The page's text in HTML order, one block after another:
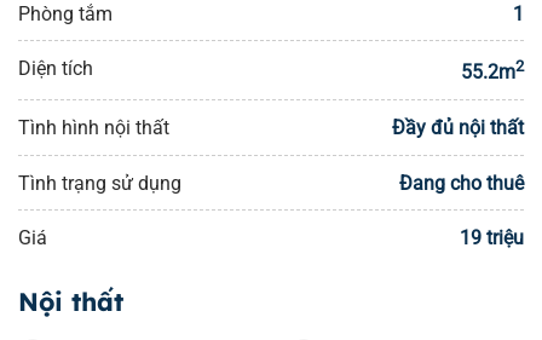
Phòng tắm 1
Diện tích 55.2m2
Tình hình nội thất Đầy đủ nội thất
Tình trạng sử dụng Đang cho thuê
Giá 19 triệu
Nội thất